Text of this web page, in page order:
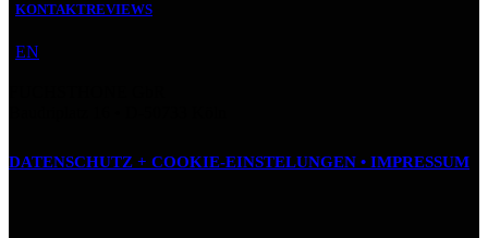
KONTAKTREVIEWS
EN
DATENSCHUTZ + COOKIE-EINSTELUNGEN • IMPRESSUM